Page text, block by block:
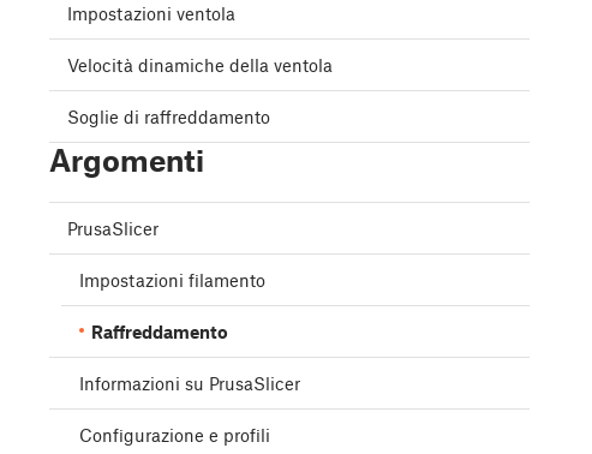
Impostazioni ventola
Velocità dinamiche della ventola
Soglie di raffreddamento
Argomenti
PrusaSlicer
Impostazioni filamento
Raffreddamento
Informazioni su PrusaSlicer
Configurazione e profili